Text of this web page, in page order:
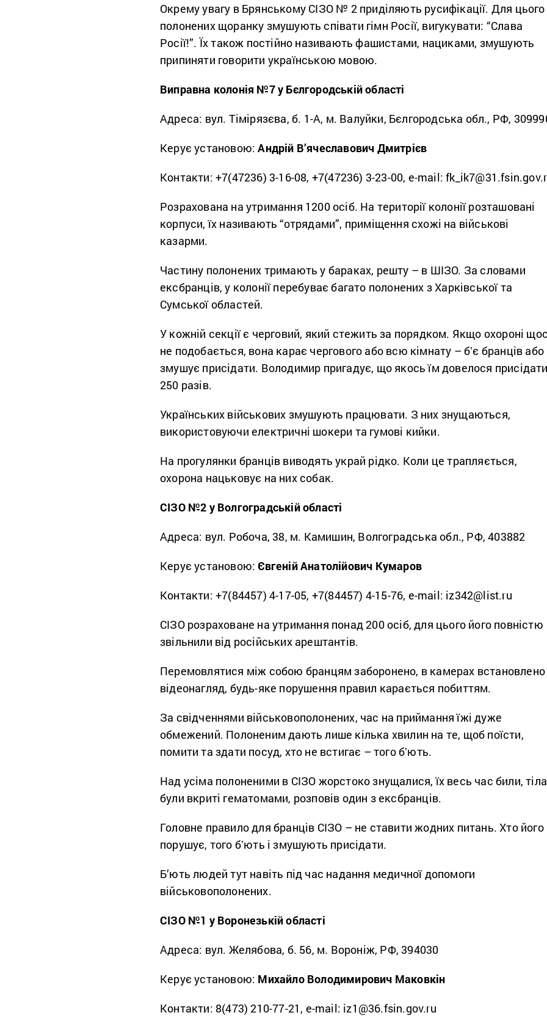
Окрему увагу в Брянському СІЗО № 2 приділяють русифікації. Для цього
полонених щоранку змушують співати гімн Росії, вигукувати: “Слава
Росії!”. Їх також постійно називають фашистами, нациками, змушують
припиняти говорити українською мовою.
Виправна колонія №7 у Бєлгородській області
Адреса: вул. Тімірязєва, б. 1-А, м. Валуйки, Бєлгородська обл., РФ,
Керує установою:Андрій В’ячеславович Дмитрієв
Контакти: +7(47236) 3-16-08, +7(47236) 3-23-00, e-mail:
Розрахована на утримання 1200 осіб. На території колонії розташовані
корпуси, їх називають “отрядами”, приміщення схожі на військові
казарми.
Частину полонених тримають у бараках, решту – в ШІЗО. За словами
ексбранців, у колонії перебуває багато полонених з Харківської та
Сумської областей.
У кожній секції є черговий, який стежить за порядком. Якщо охороні
не подобається, вона карає чергового або всю кімнату – бʼє бранців або
змушує присідати. Володимир пригадує, що якось їм довелося
250 разів.
Українських військових змушують працювати. З них знущаються,
використовуючи електричні шокери та гумові кийки.
На прогулянки бранців виводять украй рідко. Коли це трапляється,
охорона нацьковує на них собак.
СІЗО №2 у Волгоградській області
Адреса: вул. Робоча, 38, м. Камишин, Волгоградська обл., РФ, 403882
Керує установою: Євгеній Анатолійович Кумаров
Контакти: +7(84457) 4-17-05, +7(84457) 4-15-76, e-mail: iz342@list.ru
СІЗО розраховане на утримання понад 200 осіб, для цього його повністю
звільнили від російських арештантів.
Перемовлятися між собою бранцям заборонено, в камерах встановлено
відеонагляд, будь-яке порушення правил карається побиттям.
За свідченнями військовополонених, час на приймання їжі дуже
обмежений. Полоненим дають лише кілька хвилин на те, щоб поїсти,
помити та здати посуд, хто не встигає – того бʼють.
Над усіма полоненими в СІЗО жорстоко знущалися, їх весь час били, тіла
були вкриті гематомами, розповів один з ексбранців.
Головне правило для бранців СІЗО – не ставити жодних питань. Хто його
порушує, того бʼють і змушують присідати.
Б’ють людей тут навіть під час надання медичної допомоги
військовополонених.
СІЗО №1 у Воронезькій області
Адреса: вул. Желябова, б. 56, м. Вороніж, РФ, 394030
Керує установою: Михайло Володимирович Маковкін
Контакти: 8(473) 210-77-21, e-mail: iz1@36.fsin.gov.ru